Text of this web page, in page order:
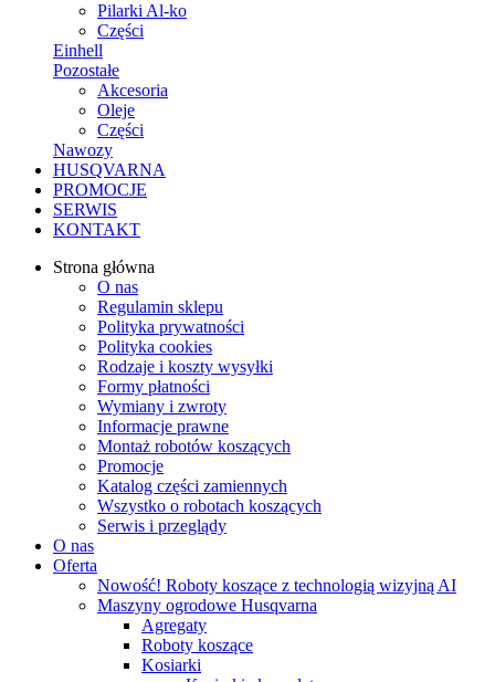
Pilarki Al-ko
Części
Einhell
Pozostałe
Akcesoria
Oleje
Części
Nawozy
HUSQVARNA
PROMOCJE
SERWIS
KONTAKT
Strona główna
O nas
Regulamin sklepu
Polityka prywatności
Polityka cookies
Rodzaje i koszty wysyłki
Formy płatności
Wymiany i zwroty
Informacje prawne
Montaż robotów koszących
Promocje
Katalog części zamiennych
Wszystko o robotach koszących
Serwis i przeglądy
O nas
Oferta
Nowość! Roboty koszące z technologią wizyjną AI
Maszyny ogrodowe Husqvarna
Agregaty
Roboty koszące
Kosiarki